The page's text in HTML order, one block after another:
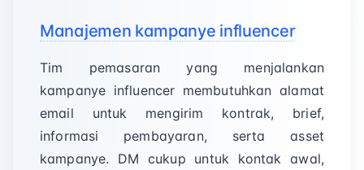
Manajemen kampanye influencer
Tim pemasaran yang menjalankan
kampanye influencer membutuhkan alamat
email untuk mengirim kontrak, brief,
informasi pembayaran, serta asset
kampanye. DM cukup untuk kontak awal,